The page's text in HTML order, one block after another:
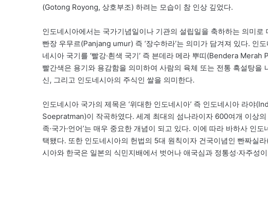
(Gotong Royong, 상호부조) 하려는 모습이 참 인상 깊었다.
인도네시아에서는 국가기념일이나 기관의 설립일을 축하하는 의미
빤장 우무르(Panjang umur) 즉 ‘장수하라’는 의미가 담겨져 있다. 인
네시아 국기를 ‘빨강·흰색 국기’ 즉 븐데라 메라 뿌띠(Bendera
빨간색은 용기와 용감함을 의미하여 사람의 육체 또는 전통 흑설탕을
신, 그리고 인도네시아의 주식인 쌀을 의미한다.
인도네시아 국가의 제목은 ‘위대한 인도네시아’ 즉 인도네시아 라야
Soepratman)이 작곡하였다. 세계 최대의 섬나라이자 600여개 이상
족·국가·언어’는 매우 중요한 개념이 되고 있다. 이에 따라 바하사 인
택됐다. 또한 인도네시아의 헌법의 5대 원칙이자 건국이념인 빤짜실
시아와 한국은 일본의 식민지배에서 벗어나 애국심과 정통성·자주성